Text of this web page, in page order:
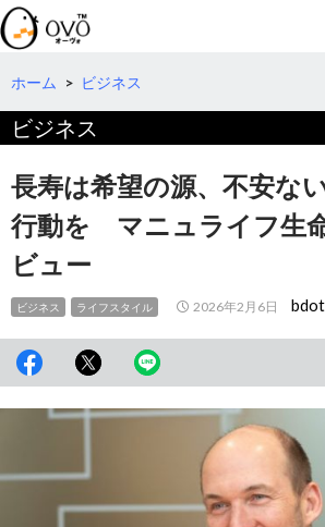
検
索
コ
テ
へ
ホーム > ビジネス
ビジネス
長寿は希望の源、不安な
行動を マニュライフ生
ビュー
ビジネス ライフスタイル 2026年2月6日